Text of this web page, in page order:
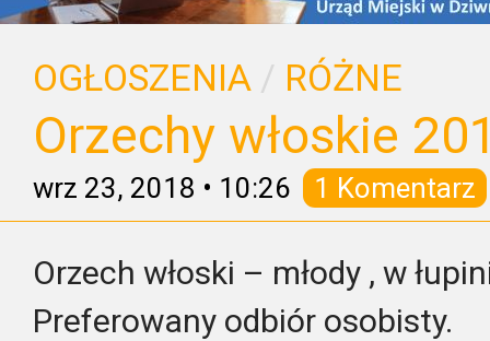
OGŁOSZENIA / RÓŻNE
Orzechy włoskie
wrz 23, 2018 • 10:26 1 Komentarz
Orzech włoski – młody , w
Preferowany odbiór osobisty.